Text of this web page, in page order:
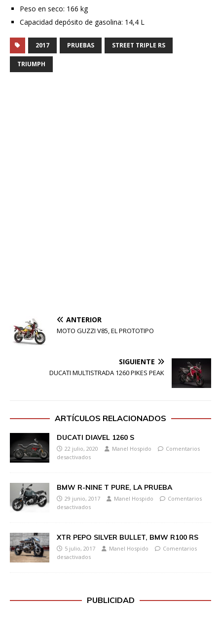
Peso en seco: 166 kg
Capacidad depósito de gasolina: 14,4 L
2017 PRUEBAS STREET TRIPLE RS
TRIUMPH
ANTERIOR
MOTO GUZZI V85, EL PROTOTIPO
SIGUIENTE
DUCATI MULTISTRADA 1260 PIKES PEAK
ARTÍCULOS RELACIONADOS
DUCATI DIAVEL 1260 S
22 julio, 2020 Manel Hospido
Comentarios
desactivados
BMW R-NINE T PURE, LA PRUEBA
29 junio, 2017 Manel Hospido
Comentarios
desactivados
XTR PEPO SILVER BULLET, BMW R100 RS
5 julio, 2017 Manel Hospido
Comentarios
desactivados
PUBLICIDAD